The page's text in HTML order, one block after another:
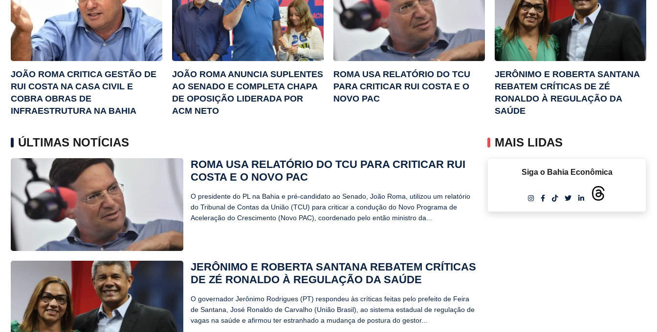
JOÃO ROMA CRITICA GESTÃO DE
RUI COSTA NA CASA CIVIL E
COBRA OBRAS DE
INFRAESTRUTURA NA BAHIA
JOÃO ROMA ANUNCIA SUPLENTES
AO SENADO E COMPLETA CHAPA
DE OPOSIÇÃO LIDERADA POR
ACM NETO
ROMA USA RELATÓRIO DO TCU
PARA CRITICAR RUI COSTA E O
NOVO PAC
JERÔNIMO E ROBERTA SANTANA
REBATEM CRÍTICAS DE ZÉ
RONALDO À REGULAÇÃO DA
SAÚDE
ÚLTIMAS NOTÍCIAS
ROMA USA RELATÓRIO DO TCU PARA CRITICAR RUI
COSTA E O NOVO PAC
O presidente do PL na Bahia e pré-candidato ao Senado, João Roma, utilizou um relatório
do Tribunal de Contas da União (TCU) para criticar a condução do Novo Programa de
Aceleração do Crescimento (Novo PAC), coordenado pelo então ministro da...
JERÔNIMO E ROBERTA SANTANA REBATEM CRÍTICAS
DE ZÉ RONALDO À REGULAÇÃO DA SAÚDE
O governador Jerônimo Rodrigues (PT) respondeu às críticas feitas pelo prefeito de Feira
de Santana, José Ronaldo de Carvalho (União Brasil), ao sistema estadual de regulação de
vagas na saúde e afirmou ter estranhado a mudança de postura do gestor...
MAIS LIDAS
Siga o Bahia Econômica